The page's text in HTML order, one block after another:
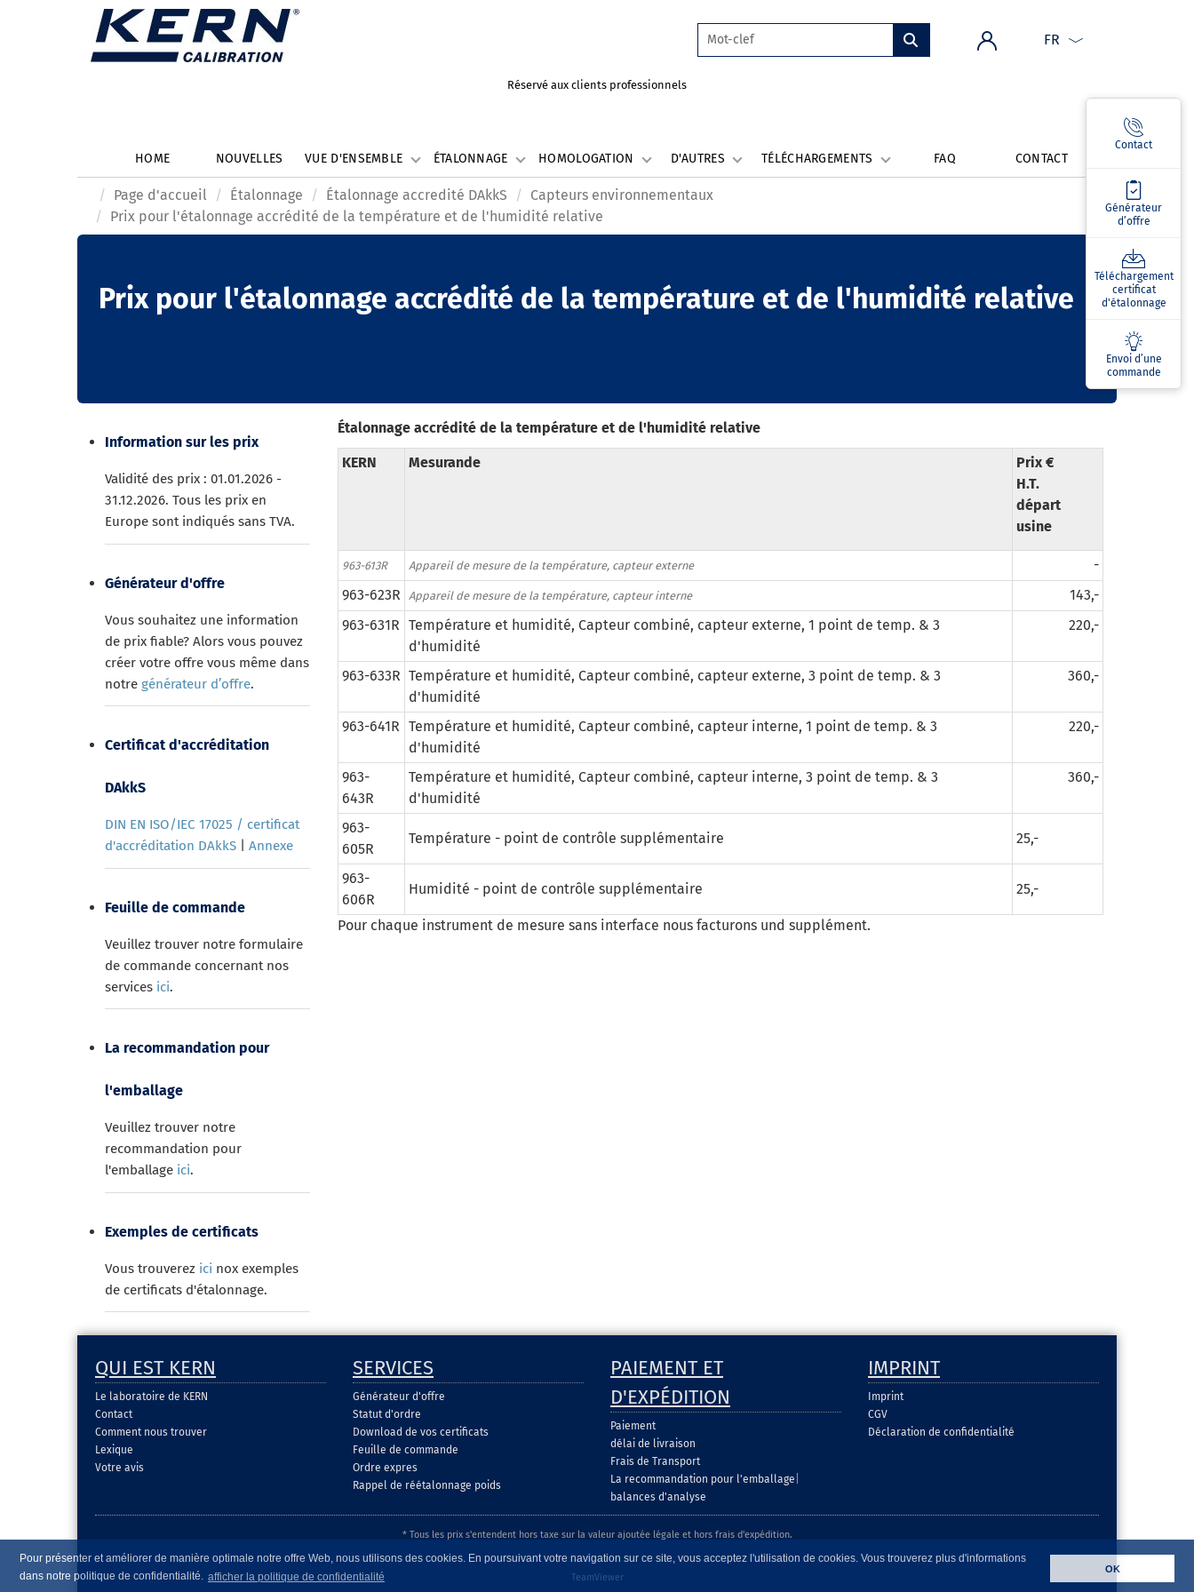
Pour présenter et améliorer de manière optimale notre offre Web, nous utilisons des cookies. En poursuivant votre navigation sur ce site, vous acceptez l'utilisation de cookies. Vous trouverez plus d'informations
dans notre politique de confidentialité. afficher la politique de confidentialité
OK
FR
Réservé aux clients professionnels
Contact
Générateur
d’offre
Téléchargement
certificat
d'étalonnage
Envoi d’une
commande
HOME NOUVELLES VUE D'ENSEMBLE ÉTALONNAGE HOMOLOGATION D'AUTRES TÉLÉCHARGEMENTS FAQ CONTACT
Page d'accueil Étalonnage Étalonnage accredité DAkkS
Capteurs environnementaux
Prix pour l'étalonnage accrédité de la température et de l'humidité relative
Prix pour l'étalonnage accrédité de la température et de l'humidité relative
Information sur les prix
Validité des prix : 01.01.2026 -
31.12.2026. Tous les prix en
Europe sont indiqués sans TVA.
Générateur d'offre
Vous souhaitez une information
de prix fiable? Alors vous pouvez
créer votre offre vous même dans
notre générateur d’offre.
Certificat d'accréditation
DAkkS
DIN EN ISO/IEC 17025 / certificat
d'accréditation DAkkS
Annexe
Feuille de commande
Veuillez trouver notre formulaire
de commande concernant nos
services ici.
La recommandation pour
l'emballage
Veuillez trouver notre
recommandation pour
l'emballage ici.
Exemples de certificats
Vous trouverez ici nox exemples
de certificats d'étalonnage.
Étalonnage accrédité de la température et de l'humidité relative
KERN Mesurande
Prix €
H.T.
départ
usine
963-613R Appareil de mesure de la température, capteur externe
-
963-623R
Appareil de mesure de la température, capteur interne
143,-
963-631R Température et humidité, Capteur combiné, capteur externe, 1 point de temp. & 3
d'humidité
220,-
963-633R Température et humidité, Capteur combiné, capteur externe, 3 point de temp. & 3
d'humidité
360,-
963-641R Température et humidité, Capteur combiné, capteur interne, 1 point de temp. & 3
d'humidité
220,-
963-
643R
Température et humidité, Capteur combiné, capteur interne, 3 point de temp. & 3
d'humidité
360,-
963-
605R
Température - point de contrôle supplémentaire 25,-
963-
606R
Humidité - point de contrôle supplémentaire 25,-
Pour chaque instrument de mesure sans interface nous facturons und supplément.
QUI EST KERN
Le laboratoire de KERN
Contact
Comment nous trouver
Lexique
Votre avis
SERVICES
Générateur d'offre
Statut d'ordre
Download de vos certificats
Feuille de commande
Ordre expres
Rappel de réétalonnage poids
PAIEMENT ET
D'EXPÉDITION
Paiement
délai de livraison
Frais de Transport
La recommandation pour l'emballage
balances d'analyse
IMPRINT
Imprint
CGV
Déclaration de confidentialité
* Tous les prix s'entendent hors taxe sur la valeur ajoutée légale et hors frais d'expédition.
TeamViewer